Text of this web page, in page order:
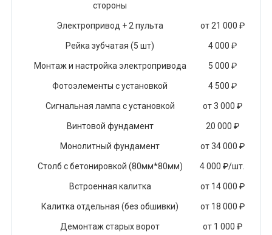
стороны
Электропривод + 2 пульта от 21 000 ₽
Рейка зубчатая (5 шт) 4 000 ₽
Монтаж и настройка электропривода 5 000 ₽
Фотоэлементы с установкой 4 500 ₽
Сигнальная лампа с установкой от 3 000 ₽
Винтовой фундамент 20 000 ₽
Монолитный фундамент от 34 000 ₽
Столб с бетонировкой (80мм*80мм) 4 000 ₽/шт.
Встроенная калитка от 14 000 ₽
Калитка отдельная (без обшивки) от 18 000 ₽
Демонтаж старых ворот от 1 000 ₽